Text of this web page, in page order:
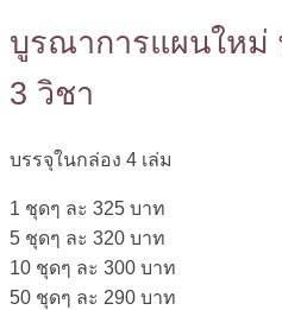
บูรณาการแผนใหม่
3 วิชา
บรรจุในกล่อง 4 เล่ม
1 ชุดๆ ละ 325 บาท
5 ชุดๆ ละ 320 บาท
10 ชุดๆ ละ 300 บาท
50 ชุดๆ ละ 290 บาท